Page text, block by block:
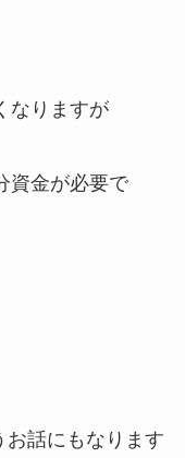
なりますが
資金が必要で
話にもなります